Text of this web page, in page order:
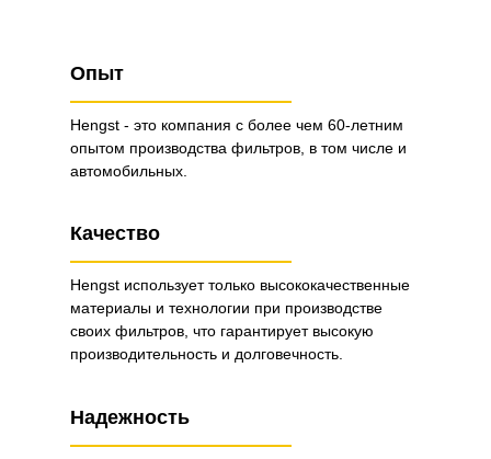
Опыт
Hengst - это компания с более чем 60-летним
опытом производства фильтров, в том числе и
автомобильных.
Качество
Надежность
Hengst использует только высококачественные
материалы и технологии при производстве
своих фильтров, что гарантирует высокую
производительность и долговечность.